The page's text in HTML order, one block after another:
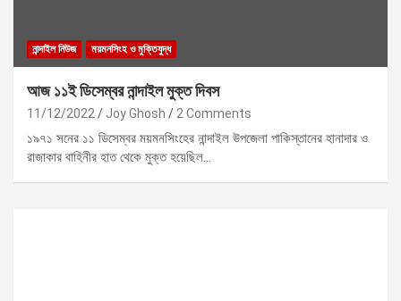
নান্দাইল নিউজ ময়মনসিংহ ও মুক্তিযুদ্ধ
আজ ১১ই ডিসেম্বর নান্দাইল মুক্ত দিবস
11/12/2022 Joy Ghosh 2 Comments
১৯৭১ সনের ১১ ডিসেম্বর ময়মনসিংহের নান্দাইল উপজেলা পাকিস্তানের হানাদার ও
রাজাকার বাহিনীর হাত থেকে মুক্ত হয়েছিল…